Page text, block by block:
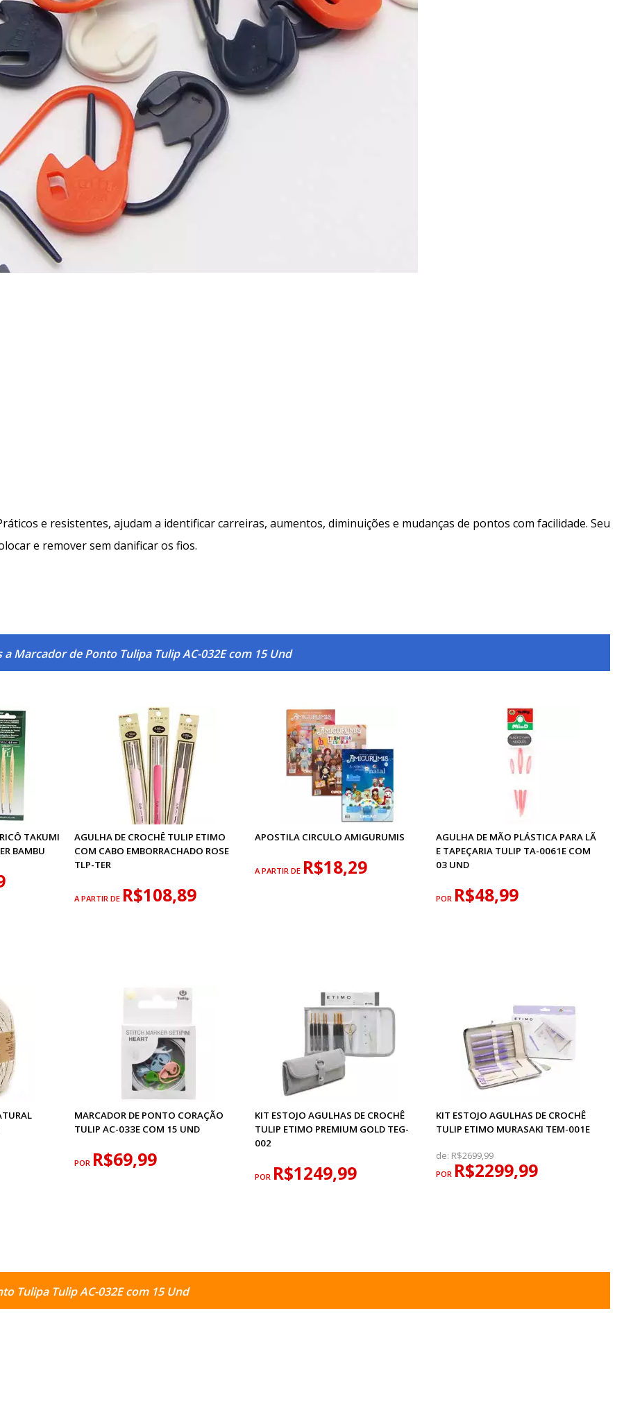
e resistentes, ajudam a identificar carreiras, aumentos, diminuições e mudanças de pontos com facilidade. Seu
e remover sem danificar os fios.
Marcador de Ponto Tulipa Tulip AC-032E com 15 Und
TAKUMI
BAMBU
AGULHA DE CROCHÊ TULIP ETIMO
COM CABO EMBORRACHADO ROSE
TLP-TER
A PARTIR DE R$108,89
APOSTILA CIRCULO AMIGURUMIS
A PARTIR DE R$18,29
AGULHA DE MÃO PLÁSTICA PARA LÃ
E TAPEÇARIA TULIP TA-0061E COM
03 UND
POR R$48,99
MARCADOR DE PONTO CORAÇÃO
TULIP AC-033E COM 15 UND
POR R$69,99
KIT ESTOJO AGULHAS DE CROCHÊ
TULIP ETIMO PREMIUM GOLD TEG-
002
POR R$1249,99
KIT ESTOJO AGULHAS DE CROCHÊ
TULIP ETIMO MURASAKI TEM-001E
de: R$2699,99
POR R$2299,99
Tulipa Tulip AC-032E com 15 Und